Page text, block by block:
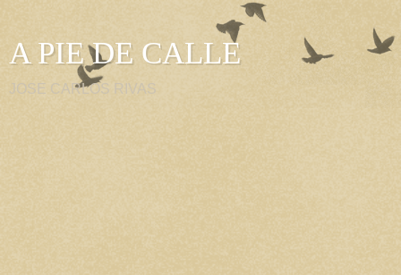
A PIE DE CALLE
JOSE CARLOS RIVAS